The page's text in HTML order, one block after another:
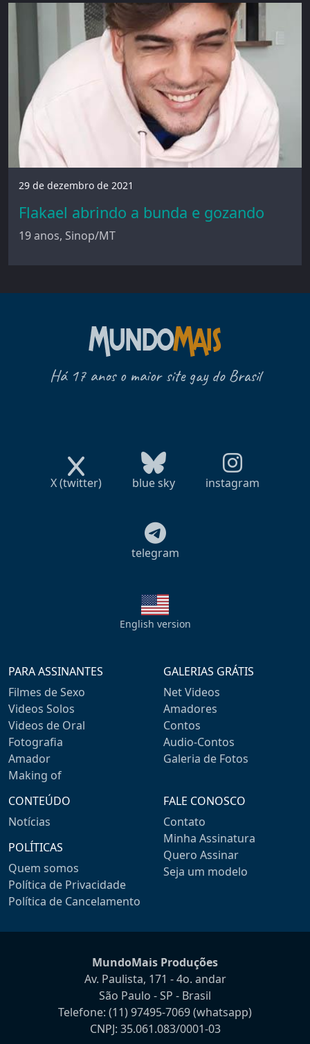
29 de dezembro de 2021
Flakael abrindo a bunda e gozando
19 anos, Sinop/MT
Há 17 anos o maior site gay do Brasil
X (twitter) blue sky instagram
telegram
English version
PARA ASSINANTES
Filmes de Sexo
Videos Solos
Videos de Oral
Fotografia
Amador
Making of
GALERIAS GRÁTIS
Net Videos
Amadores
Contos
Audio-Contos
Galeria de Fotos
CONTEÚDO
Notícias
POLÍTICAS
Quem somos
Política de Privacidade
Política de Cancelamento
FALE CONOSCO
Contato
Minha Assinatura
Quero Assinar
Seja um modelo
MundoMais Produções
Av. Paulista, 171 - 4o. andar
São Paulo - SP - Brasil
Telefone: (11) 97495-7069(whatsapp)
CNPJ: 35.061.083/0001-03